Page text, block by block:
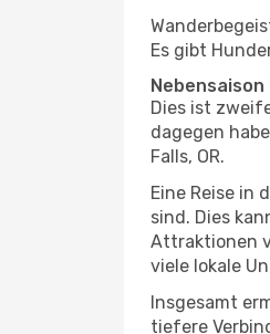
Es gibt
Nebensaison
Dies ist
dagegen
Falls, OR.
Eine Reise in
sind. Dies
Attraktionen
viele lokale
Insgesamt
tiefere